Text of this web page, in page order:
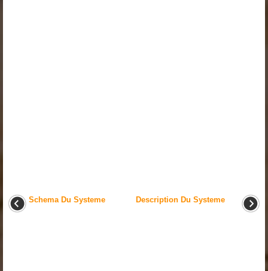
Schema Du Systeme Description Du Systeme